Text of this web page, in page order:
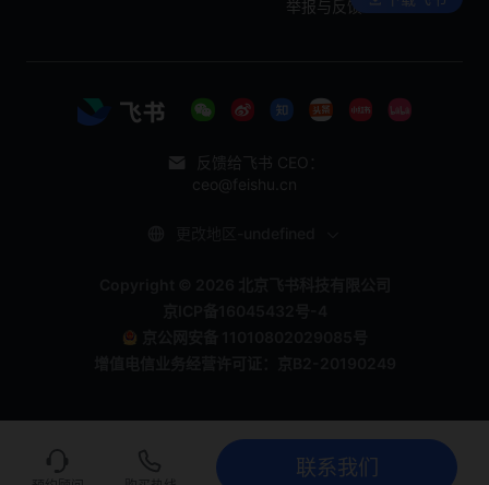
举报与反馈
反馈给飞书 CEO：
ceo@feishu.cn
联系我们